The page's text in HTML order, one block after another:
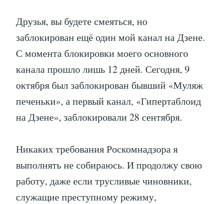
Друзья, вы будете смеяться, но
заблокирован ещё один мой канал на Дзене.
С момента блокировки моего основного
канала прошло лишь 12 дней. Сегодня, 9
октября был заблокирован бывший «Муляж
печеньки», а первый канал, «Гипертаблоид
на Дзене», заблокировали 28 сентября.
Никаких требования Роскомнадзора я
выполнять не собираюсь. И продолжу свою
работу, даже если трусливые чиновники,
служащие преступному режиму,